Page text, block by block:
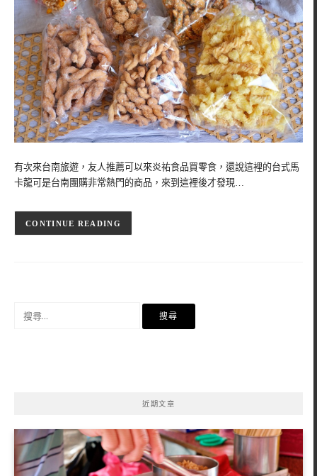
有次來台南旅遊，友人推薦可以來炎祐食品買零食，還說這裡的台式馬
卡龍可是台南團購非常熱門的商品，來到這裡後才發現…
CONTINUE READING
近期文章